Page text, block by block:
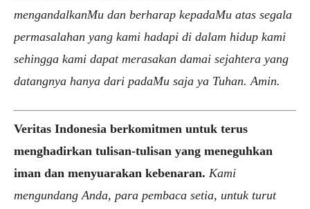
mengandalkanMu dan berharap kepadaMu atas segala
permasalahan yang kami hadapi di dalam hidup kami
sehingga kami dapat merasakan damai sejahtera yang
datangnya hanya dari padaMu saja ya Tuhan. Amin.
Veritas Indonesia berkomitmen untuk terus
menghadirkan tulisan-tulisan yang meneguhkan
iman dan menyuarakan kebenaran. Kami
mengundang Anda, para pembaca setia, untuk turut